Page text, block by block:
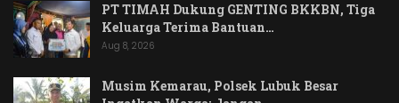
PT TIMAH Dukung GENTING BKKBN, Tiga
Keluarga Terima Bantuan…
Aug 8, 2026
Musim Kemarau, Polsek Lubuk Besar